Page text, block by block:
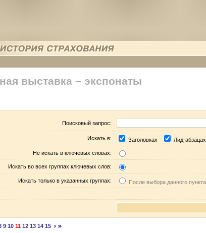
выставка – экспонаты
Поисковый запрос:
Искать в: Заголовках Лид-
Не искать в ключевых словах:
Искать во всех группах ключевых слов:
Искать только в указанных группах: После выбора данного
9 10 11 12 13 14 15